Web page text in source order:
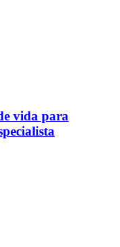
vida para